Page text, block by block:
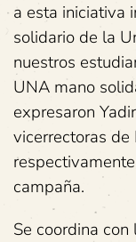
a esta iniciativa
solidario de la
nuestros
UNA mano
expresaron
vicerrectoras
campaña.
Se coordina